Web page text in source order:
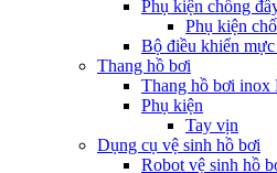
Phụ kiện chống
Phụ kiện
Bộ điều khiển
Thang hồ bơi
Thang hồ bơi inox
Phụ kiện
Tay vịn
Dụng cụ vệ sinh hồ bơi
Robot vệ sinh hồ